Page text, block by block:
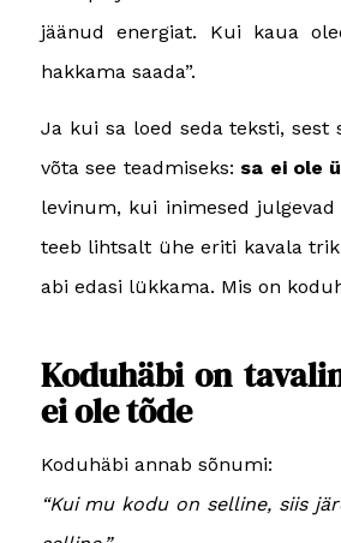
jäänud energiat. Kui kaua
hakkama saada”.
Ja kui sa loed seda teksti, sest
võta see teadmiseks: sa ei ole
levinum, kui inimesed
teeb lihtsalt ühe eriti kavala
abi edasi lükkama. Mis on
Koduhäbi on
ei ole tõde
Koduhäbi annab sõnumi:
“Kui mu kodu on selline, siis